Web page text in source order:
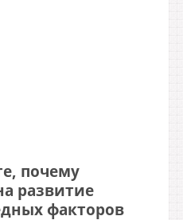
почему
развитие
факторов